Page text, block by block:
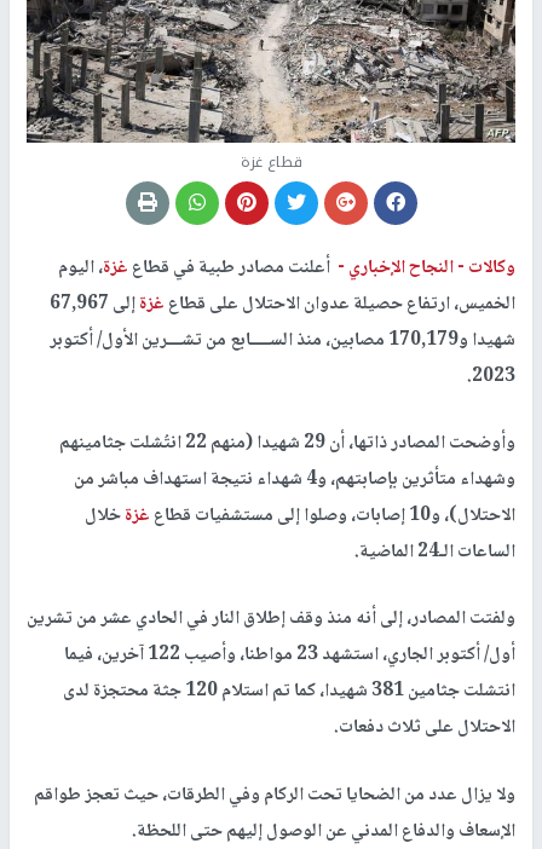
قطاع غزة
وكالات -النجاح الإخباري - أعلنت مصادر طبية في قطاعغزة، اليوم
الخميس، ارتفاع حصيلة عدوان الاحتلال على قطاعغزة
إلى 67,967
شهيدا و170,179 مصابين، منذ الســــابع من تشـــرين الأول/ أكتوبر
2023.
وأوضحت المصادر ذاتها، أن 29 شهيدا (منهم 22 انتُشلت جثامينهم
وشهداء متأثرين بإصابتهم، و4 شهداء نتيجة استهداف مباشر من
الاحتلال)، و10 إصابات، وصلوا إلى مستشفيات قطاع
غزةخلال
الساعات الـ24 الماضية.
ولفتت المصادر، إلى أنه منذ وقف إطلاق النار في الحادي عشر من تشرين
أول/ أكتوبر الجاري، استشهد 23 مواطنا، وأصيب 122 آخرين، فيما
انتشلت جثامين 381 شهيدا، كما تم استلام 120 جثة محتجزة لدى
الاحتلال على ثلاث دفعات.
ولا يزال عدد من الضحايا تحت الركام وفي الطرقات، حيث تعجز طواقم
الإسعاف والدفاع المدني عن الوصول إليهم حتى اللحظة.